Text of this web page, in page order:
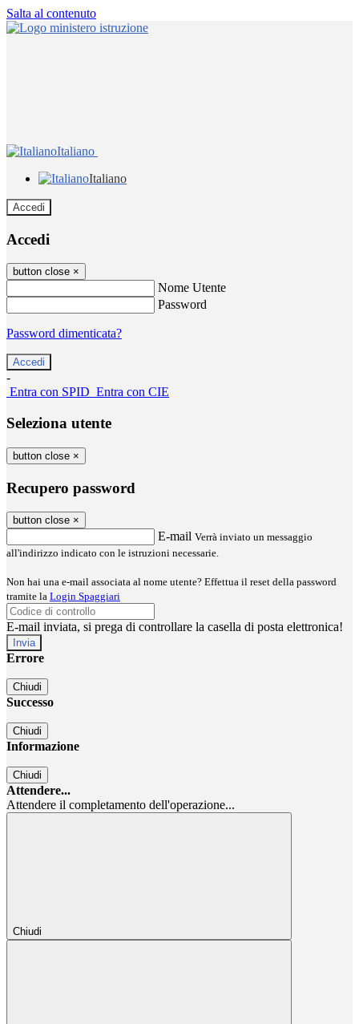
Salta al contenuto
Italiano
Italiano
Accedi
Accedi
button close ×
Nome Utente
Password
Password dimenticata?
-
Entra con SPID Entra con CIE
Seleziona utente
button close ×
Recupero password
button close ×
E-mail Verrà inviato un messaggio
all'indirizzo indicato con le istruzioni necessarie.
Non hai una e-mail associata al nome utente? Effettua il reset della password
tramite la Login Spaggiari
E-mail inviata, si prega di controllare la casella di posta elettronica!
Errore
Chiudi
Successo
Chiudi
Informazione
Chiudi
Attendere...
Attendere il completamento dell'operazione...
Chiudi